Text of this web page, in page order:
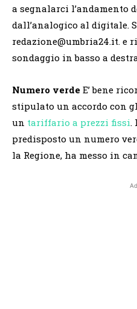
a segnalarci l’andamento
dall’analogico al digitale.
redazione@umbria24.it. e
sondaggio in basso a
Numero verde E’ bene
stipulato un accordo con
un tariffario a prezzi fissi.
predisposto un numero
la Regione, ha messo in